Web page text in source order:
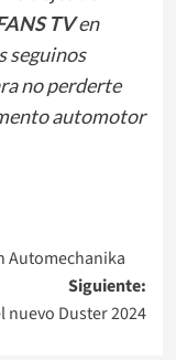
TVen
seguinos
no perderte
automotor
Automechanika
Siguiente:
nuevo Duster 2024